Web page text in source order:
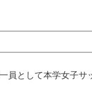
員として本学女子サ